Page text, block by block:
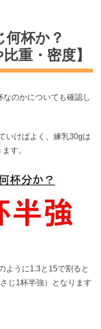
杯か？
重・密度】
のかについても確認し
いけばよく、練乳30gは
す。
ように1.3と15で割ると
じ1杯半強）となります